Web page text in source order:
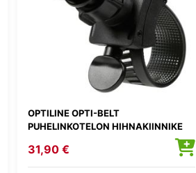
OPTILINE OPTI-BELT
PUHELINKOTELON HIHNAKIINNIKE
31,90 €